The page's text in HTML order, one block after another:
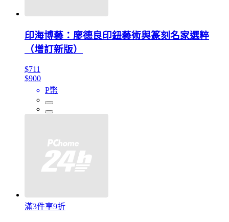
印海博藝：廖德良印鈕藝術與篆刻名家選粹
（增訂新版）
$711
$900
P幣
滿3件享9折